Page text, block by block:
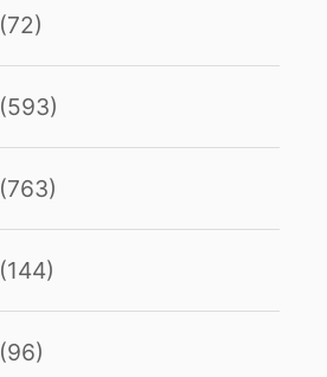
(72)
(593)
(763)
(144)
(96)